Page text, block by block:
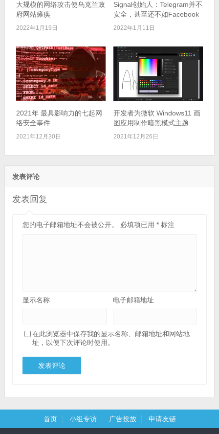
大规模的网络攻击使乌克兰政
府网站瘫痪
2022年1月19日
Signal创始人：Telegram并不
安全，甚至还不如Facebook
2022年1月11日
2021年 最具影响力的七起网
络安全事件
2021年12月30日
开发者为微软 Windows11 画
图应用制作暗黑模式主题
2021年12月26日
发表评论
发表回复
您的电子邮箱地址不会被公开。 必填项已用 *标注
显示名称 电子邮箱地址
在此浏览器中保存我的显示名称、邮箱地址和网站地
址，以便下次评论时使用。
首页 小组专访 广告投放 申请友链